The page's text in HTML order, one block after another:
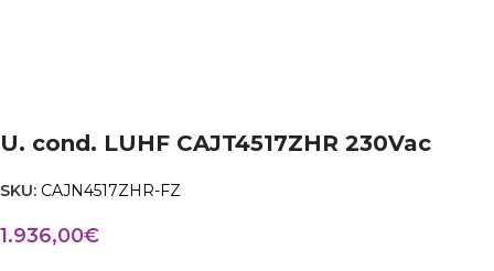
U. cond. LUHF CAJT4517ZHR 230Vac
SKU: CAJN4517ZHR-FZ
1.936,00€